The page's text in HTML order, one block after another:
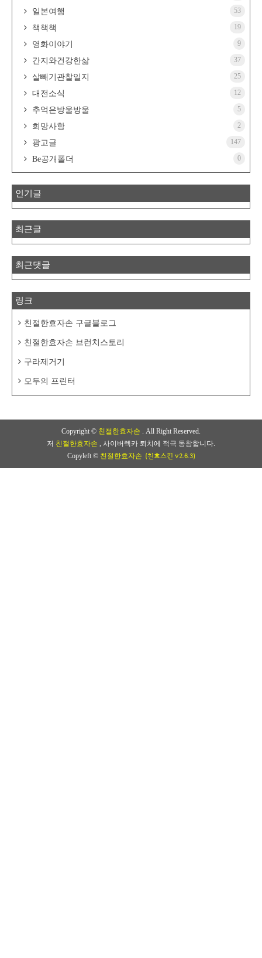
일본여행 53
책책책 19
영화이야기 9
간지와건강한삶 37
살빼기관찰일지 25
대전소식 12
추억은방울방울 5
희망사항 2
광고글 147
Be공개폴더 0
인기글
최근글
최근댓글
링크
친절한효자손 구글블로그
친절한효자손 브런치스토리
구라제거기
모두의 프린터
Copyright © 친절한효자손
. All Right Reserved.
저 친절한효자손
, 사이버렉카 퇴치에 적극 동참합니다.
Copyleft © 친절한효자손 (친효스킨 v2.6.3)